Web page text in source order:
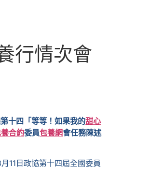
行情次會
十四「等等！如果我的甜心
合約委員包養網會任務陳述
11日政協第十四屆全國委員